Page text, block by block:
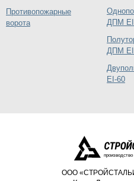
Противопожарные
ворота
ДПМ
ДПМ
EI-60
ООО